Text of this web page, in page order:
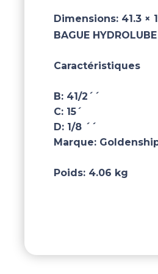
Dimensions: 41.3 ×
BAGUE
Caractéristiques
B: 41/2´´
C: 15´
D: 1/8 ´´
Marque:
Poids: 4.06 kg